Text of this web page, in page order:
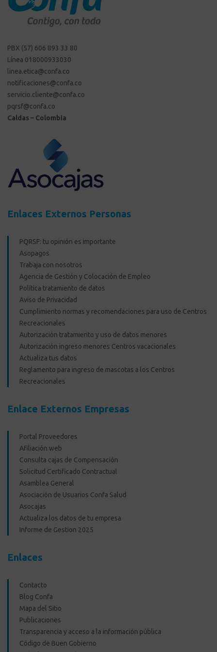
PBX (57) 606 893 33 80
Línea 018000933030
linea.etica@confa.co
notificaciones@confa.co
servicio.cliente@confa.co
pqrsf@confa.co
Caldas – Colombia
Enlaces Externos Personas
PQRSF: tu opinión es importante
Asopagos
Trabaja con nosotros
Agencia de Gestión y Colocación de Empleo
Política tratamiento de datos
Aviso de Privacidad
Cumplimiento normas y recomendaciones para uso de Centros
Recreacionales
Autorización tratamiento y uso de datos menores
Autorización ingreso menores Centros vacacionales
Actualiza tus datos
Reglamento para ingreso de mascotas a los Centros
Recreacionales
Enlace Externos Empresas
Portal Proveedores
Afiliación web
Consulta cajas de Compensación
Solicitud Certificado Contractual
Asamblea General
Asociación de Usuarios Confa Salud
Asocajas
Actualiza los datos de tu empresa
Informe de Gestion 2025
Enlaces
Contacto
Blog Confa
Mapa del Sitio
Publicaciones
Transparencia y acceso a la información pública
Código de Buen Gobierno